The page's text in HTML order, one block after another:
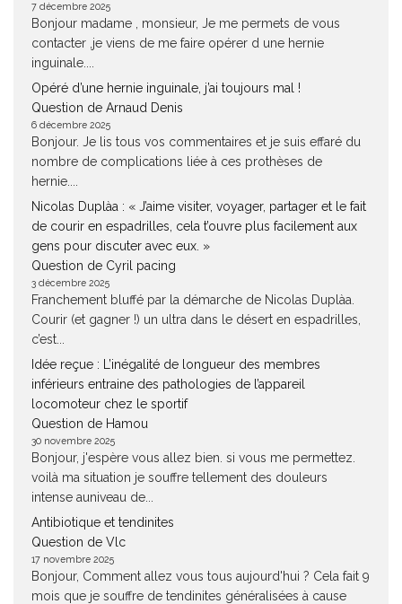
7 décembre 2025
Bonjour madame , monsieur, Je me permets de vous
contacter ,je viens de me faire opérer d une hernie
inguinale....
Opéré d’une hernie inguinale, j’ai toujours mal !
Question de Arnaud Denis
6 décembre 2025
Bonjour. Je lis tous vos commentaires et je suis effaré du
nombre de complications liée à ces prothèses de
hernie....
Nicolas Duplàa : « J’aime visiter, voyager, partager et le fait
de courir en espadrilles, cela t’ouvre plus facilement aux
gens pour discuter avec eux. »
Question de Cyril pacing
3 décembre 2025
Franchement bluffé par la démarche de Nicolas Duplàa.
Courir (et gagner !) un ultra dans le désert en espadrilles,
c’est...
Idée reçue : L’inégalité de longueur des membres
inférieurs entraine des pathologies de l’appareil
locomoteur chez le sportif
Question de Hamou
30 novembre 2025
Bonjour, j'espère vous allez bien. si vous me permettez.
voilà ma situation je souffre tellement des douleurs
intense auniveau de...
Antibiotique et tendinites
Question de Vlc
17 novembre 2025
Bonjour, Comment allez vous tous aujourd'hui ? Cela fait 9
mois que je souffre de tendinites généralisées à cause